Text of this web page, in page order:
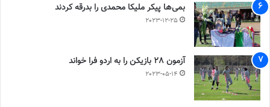
بمی‌ها پیکر ملیکا محمدی را بدرقه کردند
2023-12-25
آزمون 28 بازیکن را به اردو فرا خواند
2023-05-14